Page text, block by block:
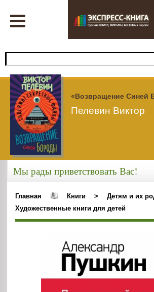
«Возвращение Синей
Пелевин Виктор
Мы рады приветствовать Вас!
Главная Книги > Детям и их
Художественные книги для детей